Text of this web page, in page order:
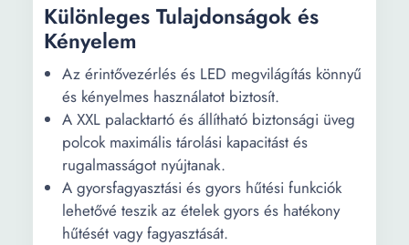
Különleges Tulajdonságok és
Kényelem
Az érintővezérlés és LED megvilágítás könnyű
és kényelmes használatot biztosít.
A XXL palacktartó és állítható biztonsági üveg
polcok maximális tárolási kapacitást és
rugalmasságot nyújtanak.
A gyorsfagyasztási és gyors hűtési funkciók
lehetővé teszik az ételek gyors és hatékony
hűtését vagy fagyasztását.